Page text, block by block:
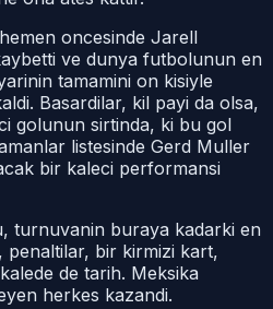
oncesinde Jarell
ve dunya futbolunun en
tamamini on kisiyle
Basardilar, kil payi da olsa,
golunun sirtinda, ki bu gol
listesinde Gerd Muller
bir kaleci performansi
turnuvanin buraya kadarki en
penaltilar, bir kirmizi kart,
de tarih. Meksika
herkes kazandi.